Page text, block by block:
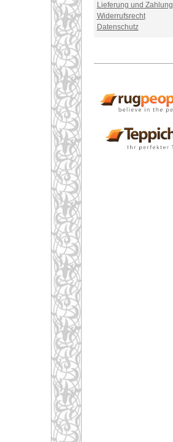
Lieferung und Zahlung
Widerrufsrecht
Datenschutz